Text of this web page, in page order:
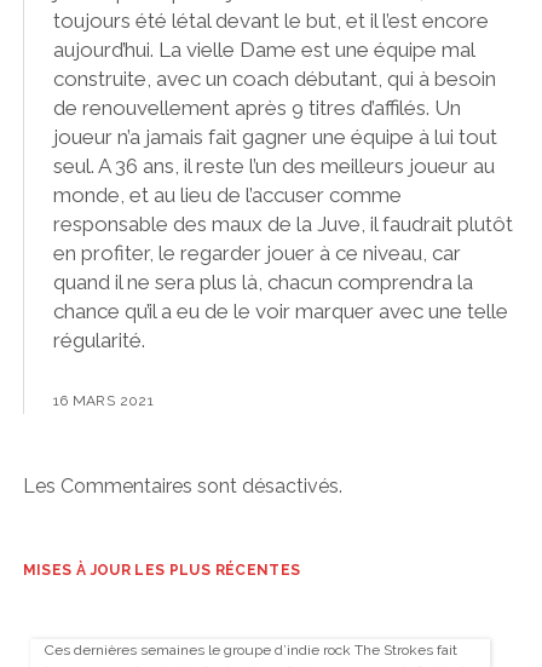
toujours été létal devant le but, et il l’est encore
aujourd’hui. La vielle Dame est une équipe mal
construite, avec un coach débutant, qui à besoin
de renouvellement après 9 titres d’affilés. Un
joueur n’a jamais fait gagner une équipe à lui tout
seul. A 36 ans, il reste l’un des meilleurs joueur au
monde, et au lieu de l’accuser comme
responsable des maux de la Juve, il faudrait plutôt
en profiter, le regarder jouer à ce niveau, car
quand il ne sera plus là, chacun comprendra la
chance qu’il a eu de le voir marquer avec une telle
régularité.
16 MARS 2021
Les Commentaires sont désactivés.
MISES À JOUR LES PLUS RÉCENTES
Ces dernières semaines le groupe d’indie rock The Strokes fait